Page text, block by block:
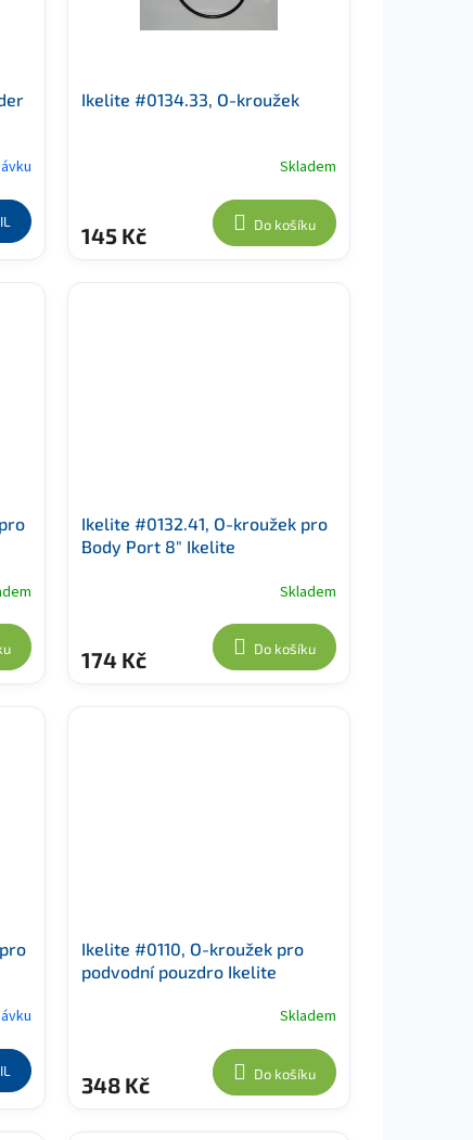
Ikelite #0134.33, O-kroužek
Skladem
145 Kč Do košíku
Ikelite #0132.41, O-kroužek pro
Body Port 8" Ikelite
Skladem
174 Kč Do košíku
Ikelite #0110, O-kroužek pro
podvodní pouzdro Ikelite
Skladem
348 Kč Do košíku